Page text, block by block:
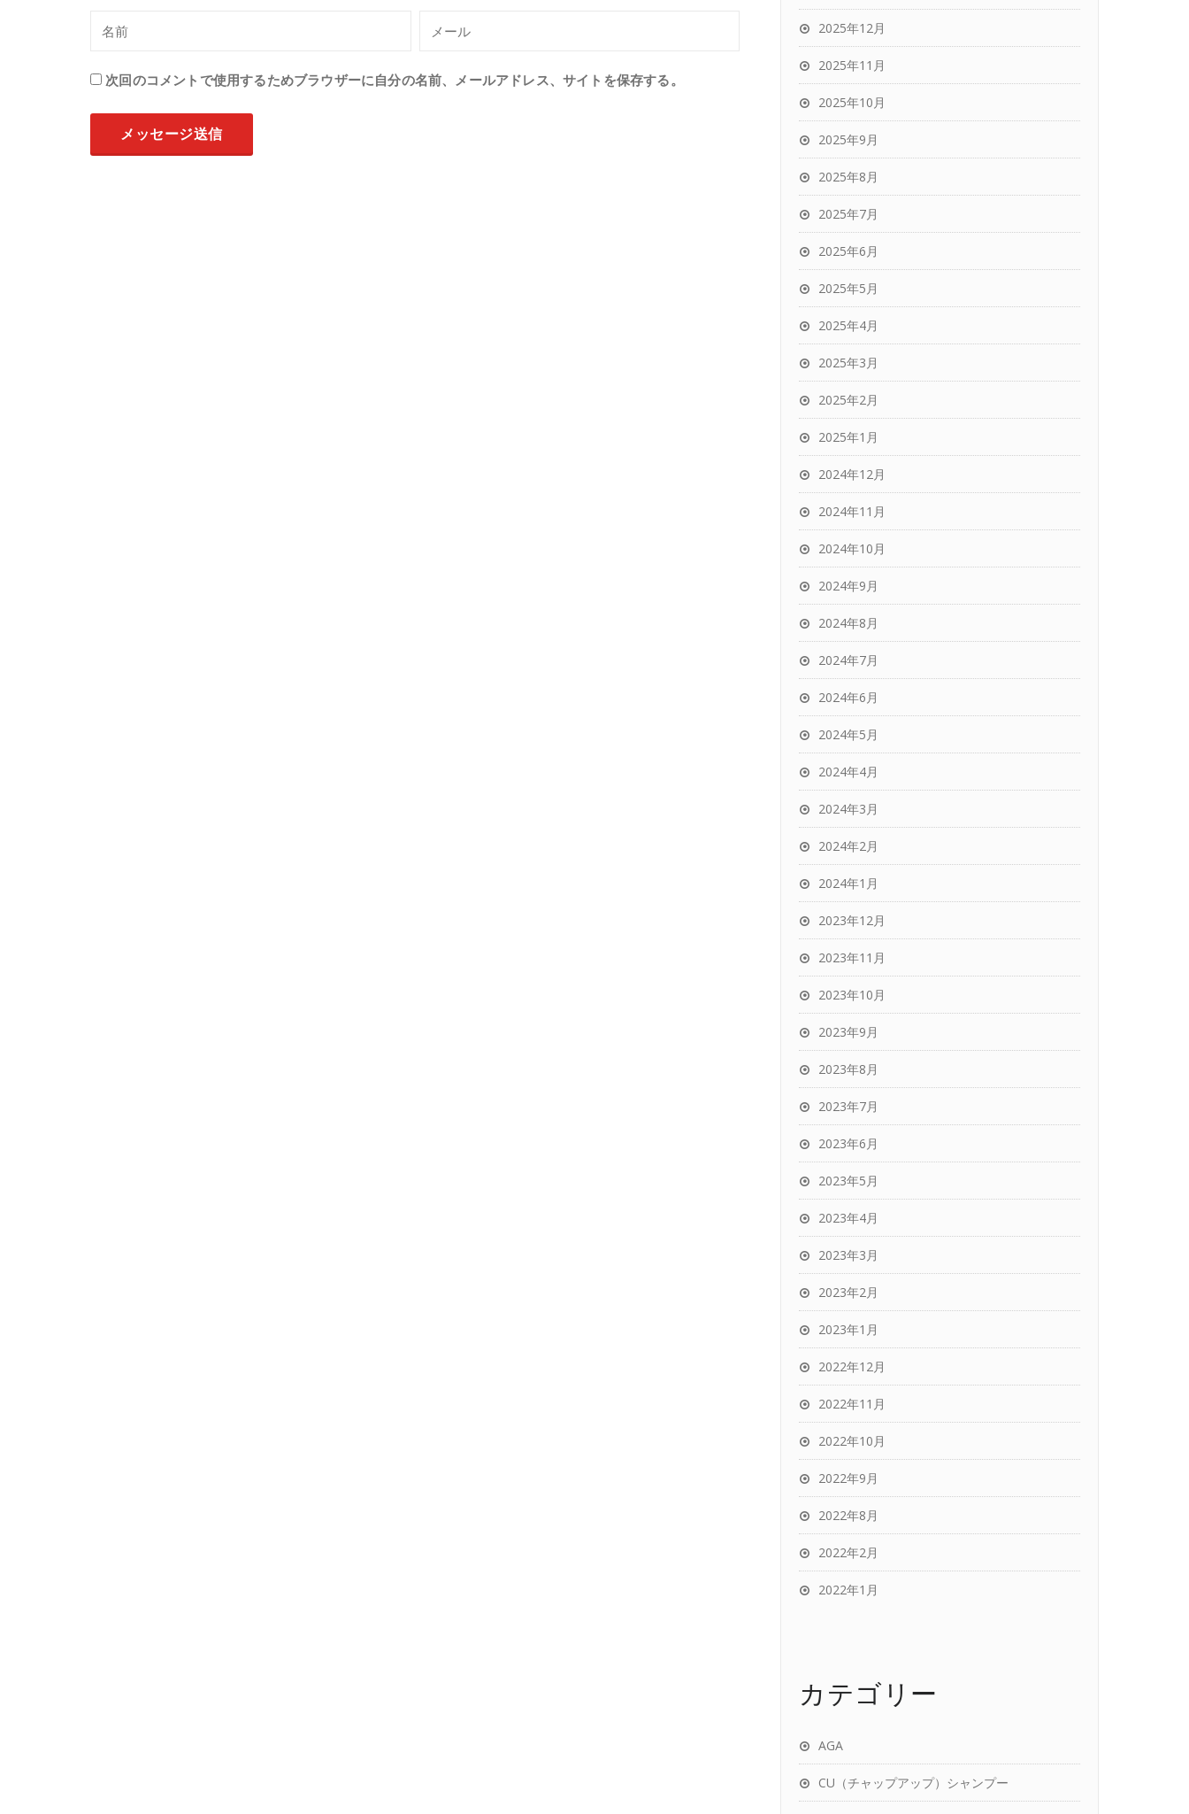
次回のコメントで使用するためブラウザーに自分の名前、メールアドレス、サイトを保存する。
2025年12月
2025年11月
2025年10月
2025年9月
2025年8月
2025年7月
2025年6月
2025年5月
2025年4月
2025年3月
2025年2月
2025年1月
2024年12月
2024年11月
2024年10月
2024年9月
2024年8月
2024年7月
2024年6月
2024年5月
2024年4月
2024年3月
2024年2月
2024年1月
2023年12月
2023年11月
2023年10月
2023年9月
2023年8月
2023年7月
2023年6月
2023年5月
2023年4月
2023年3月
2023年2月
2023年1月
2022年12月
2022年11月
2022年10月
2022年9月
2022年8月
2022年2月
2022年1月
カテゴリー
AGA
CU（チャップアップ）シャンプー